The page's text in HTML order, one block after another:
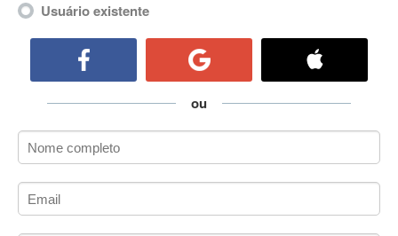
ActiveCollab
ActiveX
ActiveX Data Objects (ADO)
Ada
Adianti Framework
ADK
Administração
Administração de Artistas e Repertórios
Usuário existente
ou